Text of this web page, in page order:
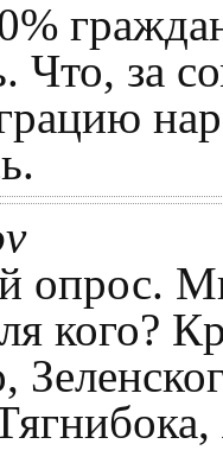
Что, за
опрос.
кого?